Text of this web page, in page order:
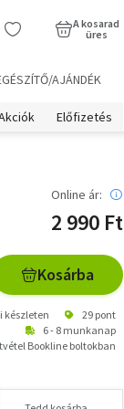
A kosarad
üres
AJÁNDÉK
Előfizetés
Online ár:
2 990 Ft
Kosárba
készleten
29 pont
6 - 8 munkanap
Bookline boltokban